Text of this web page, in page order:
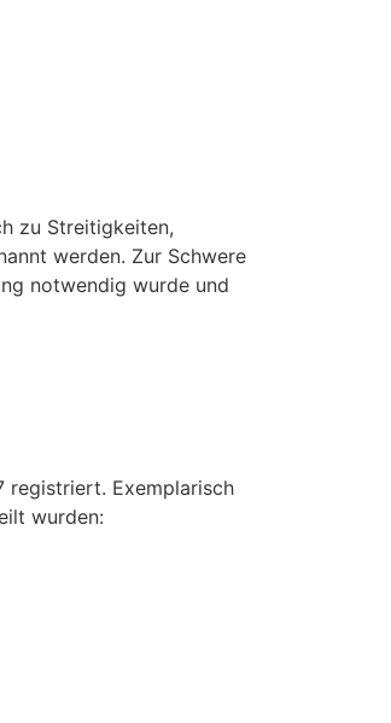
zu Streitigkeiten,
werden. Zur Schwere
notwendig wurde und
registriert. Exemplarisch
wurden: